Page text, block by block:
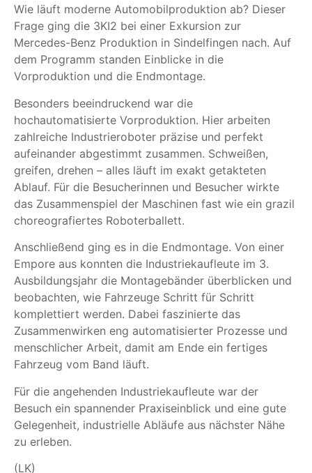
Wie läuft moderne Automobilproduktion ab? Dieser
Frage ging die 3KI2 bei einer Exkursion zur
Mercedes-Benz Produktion in Sindelfingen nach. Auf
dem Programm standen Einblicke in die
Vorproduktion und die Endmontage.
Besonders beeindruckend war die
hochautomatisierte Vorproduktion. Hier arbeiten
zahlreiche Industrieroboter präzise und perfekt
aufeinander abgestimmt zusammen. Schweißen,
greifen, drehen – alles läuft im exakt getakteten
Ablauf. Für die Besucherinnen und Besucher wirkte
das Zusammenspiel der Maschinen fast wie ein grazil
choreografiertes Roboterballett.
Anschließend ging es in die Endmontage. Von einer
Empore aus konnten die Industriekaufleute im 3.
Ausbildungsjahr die Montagebänder überblicken und
beobachten, wie Fahrzeuge Schritt für Schritt
komplettiert werden. Dabei faszinierte das
Zusammenwirken eng automatisierter Prozesse und
menschlicher Arbeit, damit am Ende ein fertiges
Fahrzeug vom Band läuft.
Für die angehenden Industriekaufleute war der
Besuch ein spannender Praxiseinblick und eine gute
Gelegenheit, industrielle Abläufe aus nächster Nähe
zu erleben.
(LK)